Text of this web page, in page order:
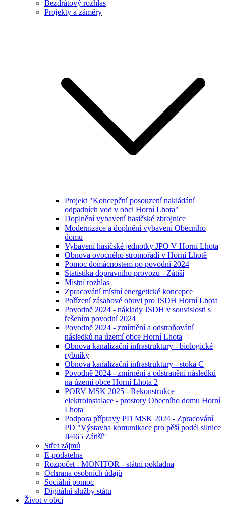
Bezdrátový rozhlas
Projekty a záměry
Projekt "Koncepční posouzení nakládání
odpadních vod v obci Horní Lhota"
Doplnění vybavení hasičské zbrojnice
Modernizace a doplnění vybavení Obecního
domu
Vybavení hasičské jednotky JPO V Horní Lhota
Obnova ovocného stromořadí v Horní Lhotě
Pomoc domácnostem po povodni 2024
Statistika dopravního provozu - Zátiší
Místní rozhlas
Zpracování místní energetické koncepce
Pořízení zásahové obuvi pro JSDH Horní Lhota
Povodně 2024 - náklady JSDH v souvislosti s
řešením povodní 2024
Povodně 2024 - zmírnění a odstraňování
následků na území obce Horní Lhota
Obnova kanalizační infrastruktury - biologické
rybníky
Obnova kanalizační infrastruktury - stoka C
Povodně 2024 - zmírnění a odstranění následků
na území obce Horní Lhota 2
PORV MSK 2025 - Rekonstrukce
elektroinstalace - prostory Obecního domu Horní
Lhota
Podpora přípravy PD MSK 2024 - Zpracování
PD "Výstavba komunikace pro pěší podél silnice
II⁄465 Zátiší"
Střet zájmů
E-podatelna
Rozpočet - MONITOR - státní pokladna
Ochrana osobních údajů
Sociální pomoc
Digitální služby státu
Život v obci